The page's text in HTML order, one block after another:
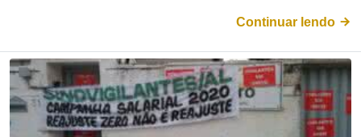
Continuar lendo